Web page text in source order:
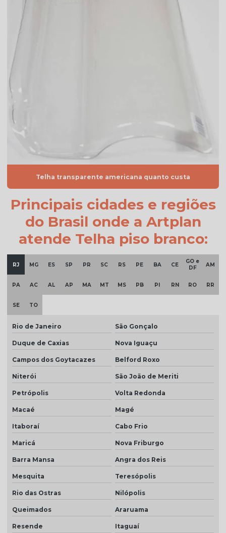
Telha branca esmaltada
Telha branca preço
Telha branca resinada
Telha caramelo
Telha de cimento cinza preço
Telha de cimento hidrofugada
Telha de cimento preço
Telha de cimento resinada
Telha cinza
Telha cinza escuro
Telha cinza esmaltada
Telha cinza grafite
Telha cinza pérola
Telha cinza preço
Telha colonial esmaltada branca
Telha colonial esmaltada cinza
Telha colonial esmaltada dupla face
Telha colonial esmaltada preço
Telha colonial marfim
Telha colonial resinada
Telha colonial resinada preço
Telha colonial resinada valor
Telha de concreto cinza
Telha concreto cinza perola
Telha concreto colorida
Telha transparente americana quanto custa
Principais cidades e regiões
do Brasil onde a Artplan
atende Telha piso branco:
RJ MG ES SP PR SC RS PE BA CE
GO e
DF
AM
PA AC AL AP MA MT MS PB PI RN RO RR
SE TO
Rio de Janeiro São Gonçalo
Duque de Caxias Nova Iguaçu
Campos dos Goytacazes Belford Roxo
Niterói São João de Meriti
Petrópolis Volta Redonda
Macaé Magé
Itaboraí Cabo Frio
Maricá Nova Friburgo
Barra Mansa Angra dos Reis
Mesquita Teresópolis
Rio das Ostras Nilópolis
Queimados Araruama
Resende Itaguaí